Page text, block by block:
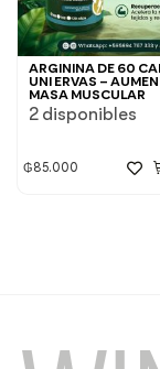
ARGININA DE 60
UNI ERVAS –
MASA MUSCULAR
2 disponibles
₲85.000